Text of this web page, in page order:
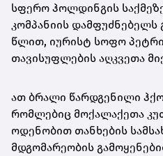
სფერო ჰოლდინგის
კომპანიის დამფუძნებელს
წლით, იურისტ სოფო
თავისუფლების აღკვეთა
ათ ბრალი წარდგენილი
რომლებიც მოქალაქეთა
ოდენობით თანხების
მდგომარეობის